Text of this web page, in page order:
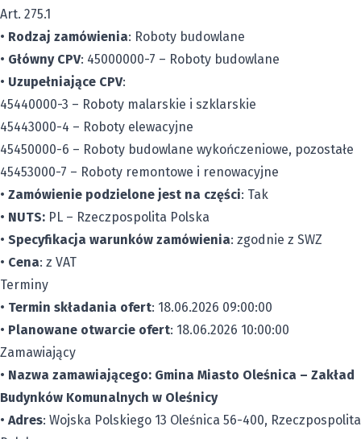
Art. 275.1
• Rodzaj zamówienia: Roboty budowlane
• Główny CPV: 45000000-7 – Roboty budowlane
• Uzupełniające CPV:
45440000-3 – Roboty malarskie i szklarskie
45443000-4 – Roboty elewacyjne
45450000-6 – Roboty budowlane wykończeniowe, pozostałe
45453000-7 – Roboty remontowe i renowacyjne
• Zamówienie podzielone jest na części: Tak
• NUTS: PL – Rzeczpospolita Polska
• Specyfikacja warunków zamówienia: zgodnie z SWZ
• Cena: z VAT
Terminy
• Termin składania ofert: 18.06.2026 09:00:00
• Planowane otwarcie ofert: 18.06.2026 10:00:00
Zamawiający
• Nazwa zamawiającego: Gmina Miasto Oleśnica – Zakład
Budynków Komunalnych w Oleśnicy
• Adres: Wojska Polskiego 13 Oleśnica 56-400, Rzeczpospolita